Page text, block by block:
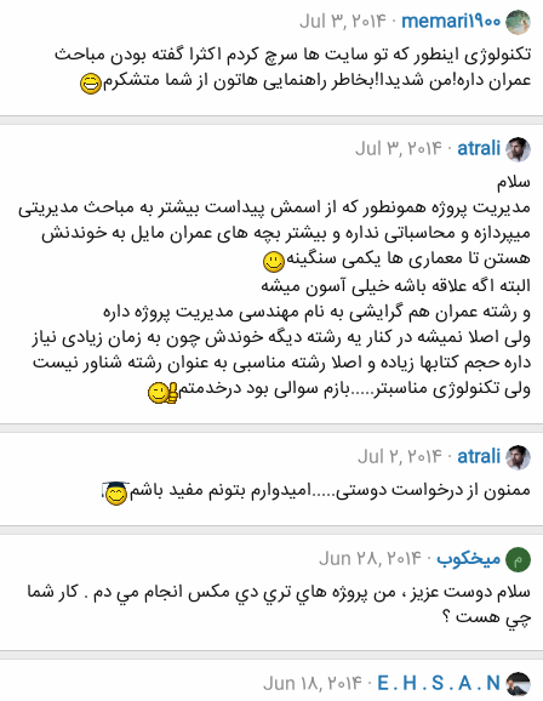
memari1900
Jul 3, 2014
تکنولوژی اینطور که تو سایت ها سرچ کردم اکثرا گفته بودن مباحث
عمران داره!من شدیدا!بخاطر راهنمایی هاتون از شما متشکرم
atrali
Jul 3, 2014
سلام
مدیریت پروژه همونطور که از اسمش پیداست بیشتر به مباحث مدیریتی
میپردازه و محاسباتی نداره و بیشتر بچه های عمران مایل به خوندنش
هستن تا معماری ها یکمی سنگینه
البته اگه علاقه باشه خیلی آسون میشه
و رشته عمران هم گرایشی به نام مهندسی مدیریت پروژه داره
ولی اصلا نمیشه در کنار یه رشته دیگه خوندش چون به زمان زیادی نیاز
داره حجم کتابها زیاده و اصلا رشته مناسبی به عنوان رشته شناور نیست
ولی تکنولوژی مناسبتر.....بازم سوالی بود درخدمتم
atrali
Jul 2, 2014
ممنون از درخواست دوستی.....امیدوارم بتونم مفید باشم
م میخکوب Jun 28, 2014
سلام دوست عزيز ، من پرو‍ژه هاي تري دي مكس انجام مي دم . كار شما
چي هست ؟
E . H . S . A . N
Jun 18, 2014